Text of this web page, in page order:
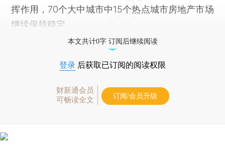
挥作用，70个大中城市中15个热点城市房地产市场
继续保持稳定。
本文共计0字 订阅后继续阅读
登录 后获取已订阅的阅读权限
财新通会员
可畅读全文
订阅/会员升级